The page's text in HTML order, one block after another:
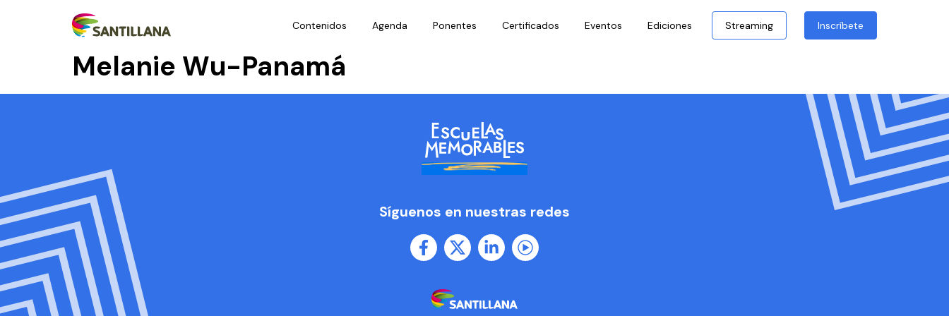
Contenidos Agenda Ponentes Certificados Eventos Ediciones Streaming Inscríbete
Melanie Wu-Panamá
Síguenos en nuestras redes